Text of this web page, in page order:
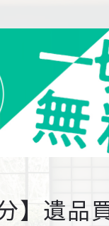
】遺品